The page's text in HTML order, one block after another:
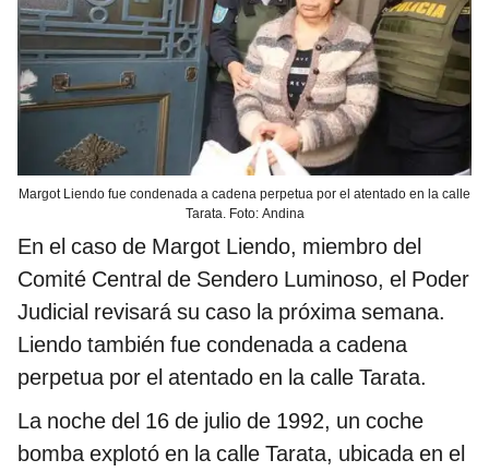
Margot Liendo fue condenada a cadena perpetua por el atentado en la calle
Tarata. Foto: Andina
En el caso de Margot Liendo, miembro del
Comité Central de Sendero Luminoso, el Poder
Judicial revisará su caso la próxima semana.
Liendo también fue condenada a cadena
perpetua por el atentado en la calle Tarata.
La noche del 16 de julio de 1992, un coche
bomba explotó en la calle Tarata, ubicada en el